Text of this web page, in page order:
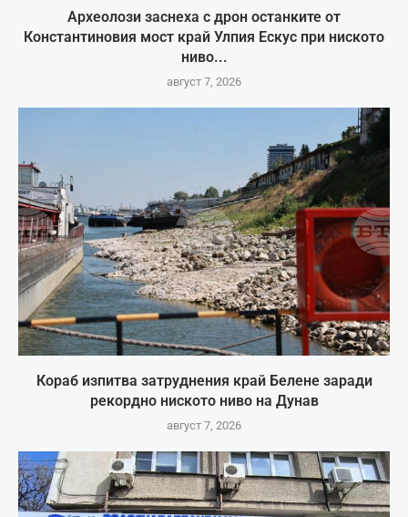
Археолози заснеха с дрон останките от
Константиновия мост край Улпия Ескус при ниското
ниво...
август 7, 2026
Кораб изпитва затруднения край Белене заради
рекордно ниското ниво на Дунав
август 7, 2026